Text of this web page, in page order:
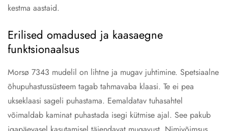
kestma aastaid.
Erilised omadused ja kaasaegne
funktsionaalsus
Morsø 7343 mudelil on lihtne ja mugav juhtimine. Spetsiaalne
õhupuhastussüsteem tagab tahmavaba klaasi. Te ei pea
ukseklaasi sageli puhastama. Eemaldatav tuhasahtel
võimaldab kaminat puhastada isegi kütmise ajal. See pakub